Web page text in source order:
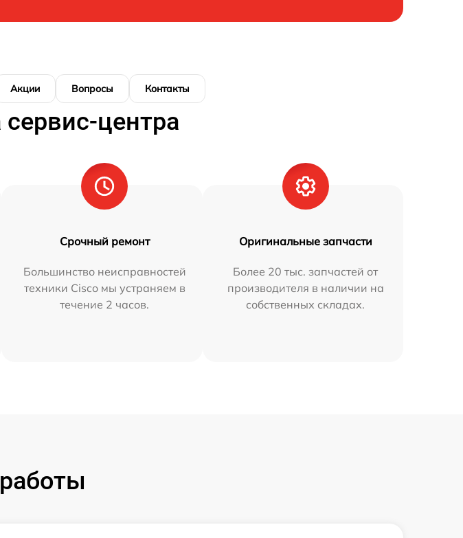
Акции Вопросы Контакты
центра
Срочный ремонт
Большинство неисправностей
техники Cisco мы устраняем в
течение 2 часов.
Оригинальные запчасти
Более 20 тыс. запчастей от
производителя в наличии на
собственных складах.